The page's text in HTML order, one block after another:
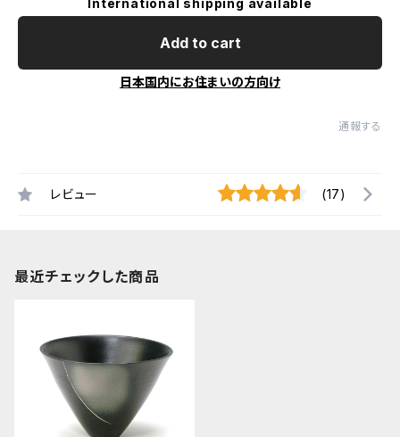
International shipping available
Add to cart
日本国内にお住まいの方向け
通報する
レビュー (17)
最近チェックした商品